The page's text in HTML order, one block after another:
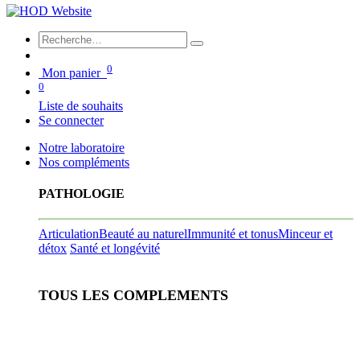
Mon panier 0
0
Liste de souhaits
Se connecter
Notre laboratoire
Nos compléments
PATHOLOGIE
ArticulationBeauté au naturelImmunité et tonusMinceur et
détox Santé et longévité
TOUS LES COMPLEMENTS